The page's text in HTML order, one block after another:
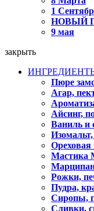
1
НОВЫЙ
9 мая
закрыть
Пюре
Агар,
Айсинг,
Ваниль и
Мастика
Рожки,
Пудра,
Сиропы,
Сливки,